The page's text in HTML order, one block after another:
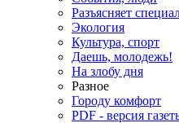
Разъясняет
Экология
Культура, спорт
Даешь, молодежь!
На злобу дня
Разное
Городу комфорт
PDF - версия